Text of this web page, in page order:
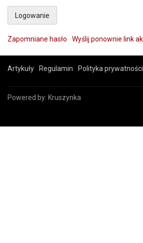
Zapomniane hasło Wyślij ponownie link
Artykuły Regulamin Polityka prywatności
Powered by: Kruszynka